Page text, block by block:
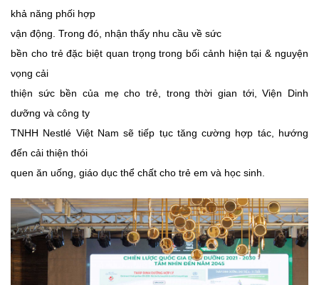
khả năng phối hợp
vận động. Trong đó, nhận thấy nhu cầu về sức
bền cho trẻ đặc biệt quan trọng trong bối cảnh hiện tại & nguyện
vọng cải
thiện sức bền của mẹ cho trẻ, trong thời gian tới, Viện Dinh
dưỡng và công ty
TNHH Nestlé Việt Nam sẽ tiếp tục tăng cường hợp tác, hướng
đến cải thiện thói
quen ăn uống, giáo dục thể chất cho trẻ em và học sinh.